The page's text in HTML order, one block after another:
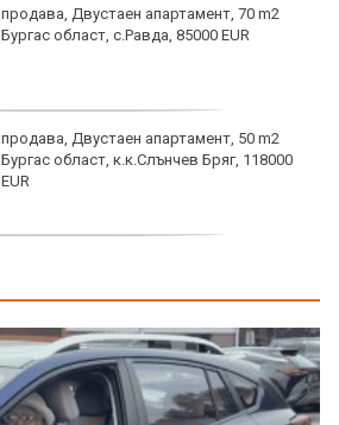
продава, Двустаен апартамент, 70 m2
Бургас област, с.Равда, 85000 EUR
продава, Двустаен апартамент, 50 m2
Бургас област, к.к.Слънчев Бряг, 118000
EUR